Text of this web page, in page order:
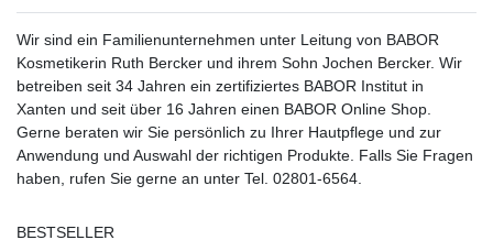
Wir sind ein Familienunternehmen unter Leitung von BABOR
Kosmetikerin Ruth Bercker und ihrem Sohn Jochen Bercker. Wir
betreiben seit 34 Jahren ein zertifiziertes BABOR Institut in
Xanten und seit über 16 Jahren einen BABOR Online Shop.
Gerne beraten wir Sie persönlich zu Ihrer Hautpflege und zur
Anwendung und Auswahl der richtigen Produkte. Falls Sie Fragen
haben, rufen Sie gerne an unter Tel. 02801-6564.
BESTSELLER